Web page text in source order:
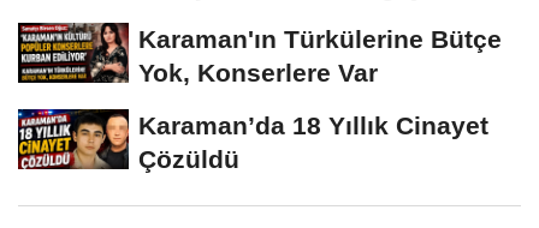
Karaman'ın Türkülerine Bütçe
Yok, Konserlere Var
Karaman’da 18 Yıllık Cinayet
Çözüldü